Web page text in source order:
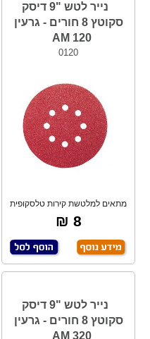
נייר לטש "9 דיסק
סקוטץ 8 חורים - גרעין
120 AM
0120
מתאים למלטשת קירות טלסקופית
עגולה בקוטר
8 ₪
נייר לטש "9 דיסק
סקוטץ 8 חורים - גרעין
320 AM